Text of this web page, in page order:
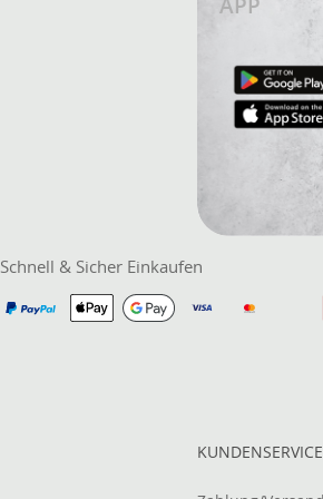
Schnell & Sicher Einkaufen
KUNDENSERVICE